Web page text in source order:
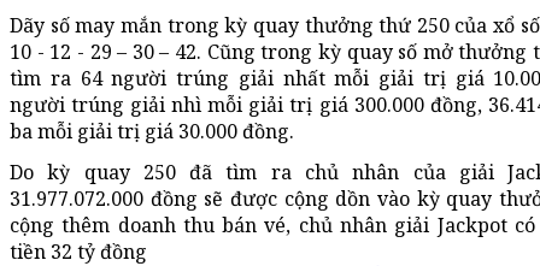
Dãy số may mắn trong kỳ quay thưởng thứ 250 của xổ
10 - 12 - 29 – 30 – 42. Cũng trong kỳ quay số mở
tìm ra 64 người trúng giải nhất mỗi giải trị giá
người trúng giải nhì mỗi giải trị giá 300.000 đồng,
ba mỗi giải trị giá 30.000 đồng.
Do kỳ quay 250 đã tìm ra chủ nhân của giải
31.977.072.000 đồng sẽ được cộng dồn vào kỳ quay
cộng thêm doanh thu bán vé, chủ nhân giải Jackpot
tiền 32 tỷ đồng